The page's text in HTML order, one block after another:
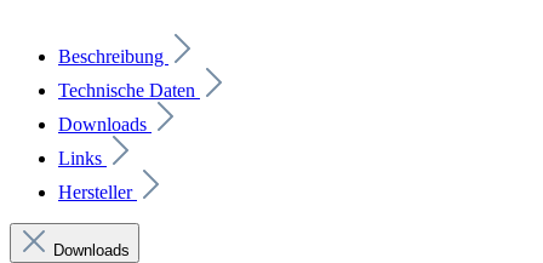
Beschreibung
Technische Daten
Downloads
Links
Hersteller
Downloads